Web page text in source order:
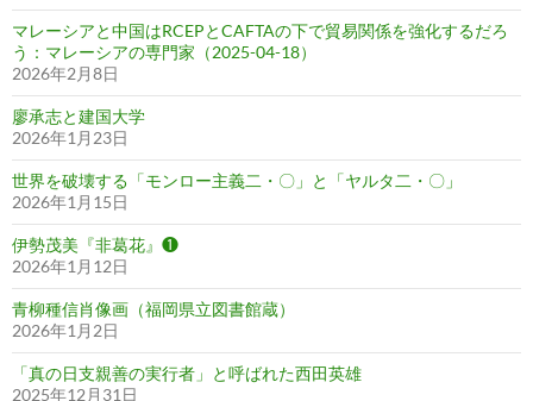
マレーシアと中国はRCEPとCAFTAの下で貿易関係を強化するだろ
う：マレーシアの専門家（2025-04-18）
2026年2月8日
廖承志と建国大学
2026年1月23日
世界を破壊する「モンロー主義二・〇」と「ヤルタ二・〇」
2026年1月15日
伊勢茂美『非葛花』❶
2026年1月12日
青柳種信肖像画（福岡県立図書館蔵）
2026年1月2日
「真の日支親善の実行者」と呼ばれた西田英雄
2025年12月31日